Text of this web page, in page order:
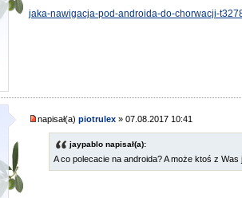
jaka-nawigacja-pod-androida-do-chorwacji-
napisał(a)piotrulex » 07.08.2017 10:41
jaypablo napisał(a):
A co polecacie na androida? A może ktoś z Was